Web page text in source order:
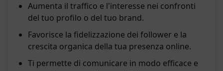
Aumenta il traffico e l'interesse nei confronti
del tuo profilo o del tuo brand.
Favorisce la fidelizzazione dei follower e la
crescita organica della tua presenza online.
Ti permette di comunicare in modo efficace e